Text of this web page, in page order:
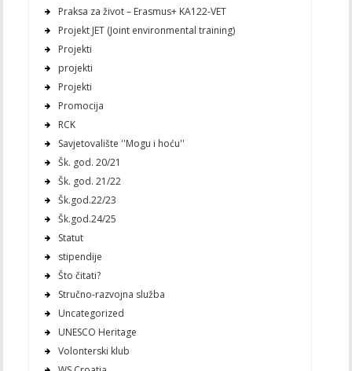
Praksa za život – Erasmus+ KA122-VET
Projekt JET (Joint environmental training)
Projekti
projekti
Projekti
Promocija
RCK
Savjetovalište ''Mogu i hoću''
Šk. god. 20/21
Šk. god. 21/22
Šk.god.22/23
Šk.god.24/25
Statut
stipendije
Što čitati?
Stručno-razvojna služba
Uncategorized
UNESCO Heritage
Volonterski klub